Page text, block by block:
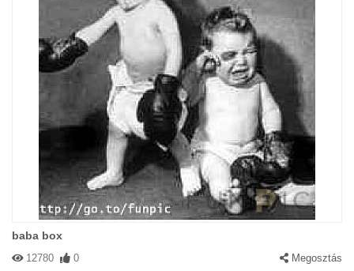
baba box
12780 0 Megosztás